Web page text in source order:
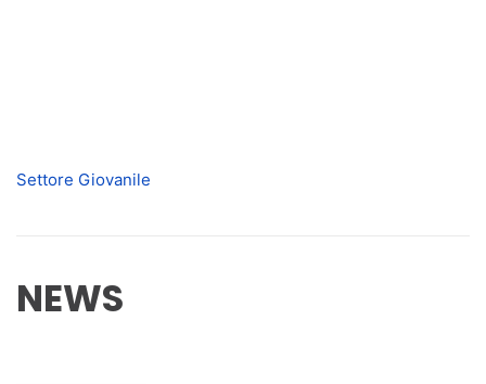
Settore Giovanile
NEWS